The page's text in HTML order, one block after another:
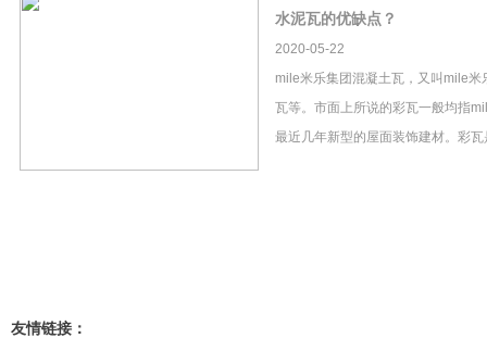
水泥瓦的优缺点？
2020-05-22
mile米乐集团混凝土瓦，又叫mile米
瓦等。市面上所说的彩瓦一般均指
最近几年新型的屋面装饰建材。彩
友情链接：